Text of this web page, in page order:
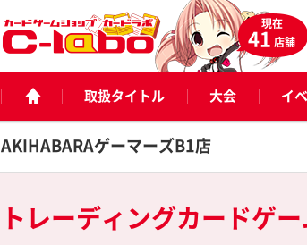
現在
41店舗
取扱タイトル 大会 イ
AKIHABARAゲーマーズB1店
トレーディングカードゲ